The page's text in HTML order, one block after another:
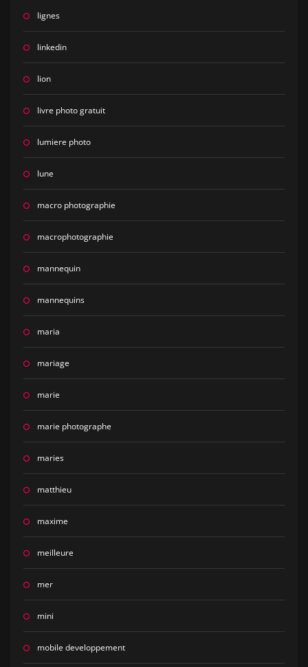
lignes
linkedin
lion
livre photo gratuit
lumiere photo
lune
macro photographie
macrophotographie
mannequin
mannequins
maria
mariage
marie
marie photographe
maries
matthieu
maxime
meilleure
mer
mini
mobile developpement